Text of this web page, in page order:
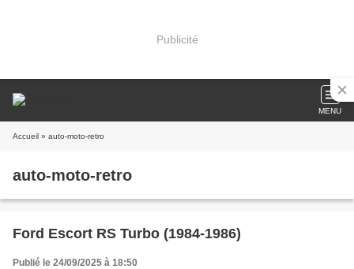
Publicité
MENU
Accueil » auto-moto-retro
auto-moto-retro
Ford Escort RS Turbo (1984-1986)
Publié le 24/09/2025 à 18:50